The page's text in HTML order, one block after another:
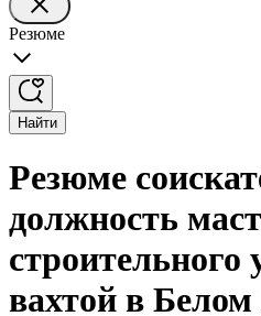
Резюме
Найти
Резюме
должность
строительного
вахтой в